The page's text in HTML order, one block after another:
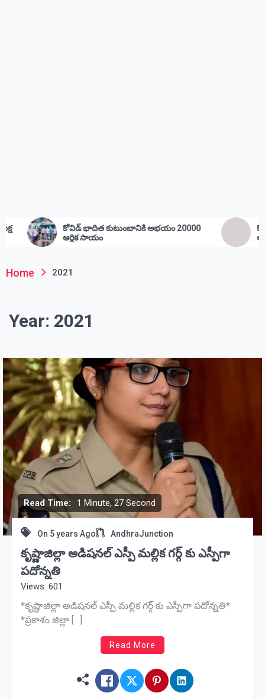
కుటుంబానికి అభయం 20000
కోవిడ్ భాదిత కుటుంభం కి
Home 2021
Year: 2021
Read Time: 1 Minute, 27 Second
On 5 years Ago AndhraJunction
కృష్ణాజిల్లా అడిషనల్ ఎస్పీ మల్లిక గర్గ్ కు ఎస్పీగా
పదోన్నతి
Views: 601
*కృష్ణాజిల్లా అడిషనల్ ఎస్పీ మల్లిక గర్గ్ కు ఎస్పీగా పదోన్నతి*
*ప్రకాశం జిల్లా […]
Read More